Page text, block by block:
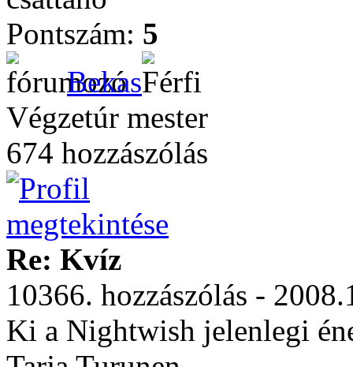
Pontszám: 5
Bekas
Végzetúr mester
674 hozzászólás
Re: Kvíz
10366. hozzászólás -
Ki a Nightwish jelenlegi